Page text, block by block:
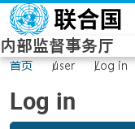
Skip to main content
内部监督事务厅
首页 user Log in
Log in